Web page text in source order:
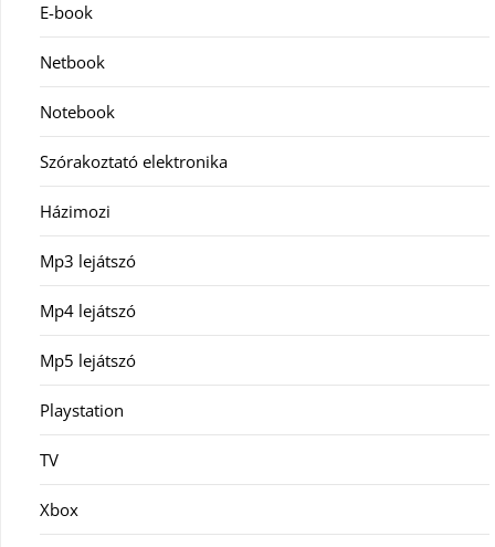
E-book
Netbook
Notebook
Szórakoztató elektronika
Házimozi
Mp3 lejátszó
Mp4 lejátszó
Mp5 lejátszó
Playstation
TV
Xbox